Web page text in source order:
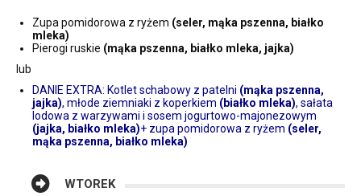
Zupa pomidorowa z ryżem (seler, mąka pszenna, białko
mleka)
Pierogi ruskie (mąka pszenna, białko mleka, jajka)
lub
DANIE EXTRA: Kotlet schabowy z patelni (mąka pszenna,
jajka), młode ziemniaki z koperkiem (białko mleka), sałata
lodowa z warzywami i sosem jogurtowo-majonezowym
(jajka, białko mleka)+ zupa pomidorowa z ryżem (seler,
mąka pszenna, białko mleka)
WTOREK